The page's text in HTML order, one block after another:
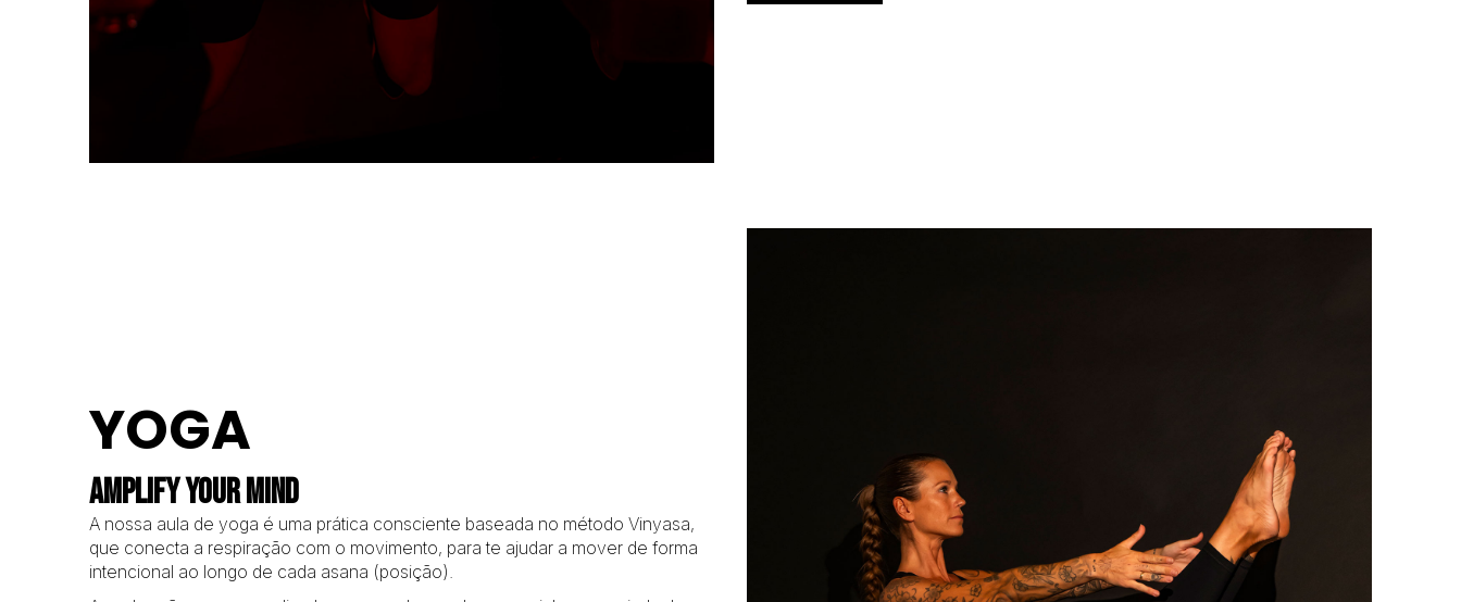
YOGA
AMPLIFY YOUR MIND
A nossa aula de yoga é uma prática consciente baseada no método Vinyasa,
que conecta a respiração com o movimento, para te ajudar a mover de forma
intencional ao longo de cada asana (posição).